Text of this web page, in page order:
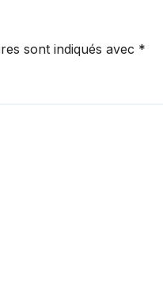
sont indiqués avec *